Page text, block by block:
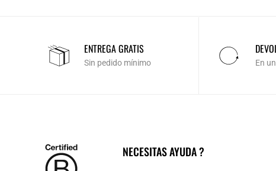
ENTREGA GRATIS
Sin pedido mínimo En
NECESITAS AYUDA ?